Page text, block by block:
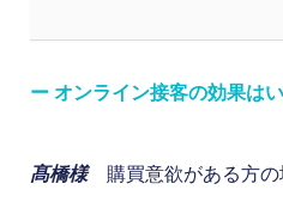
ー オンライン接客の効果は
髙橋様購買意欲がある方の